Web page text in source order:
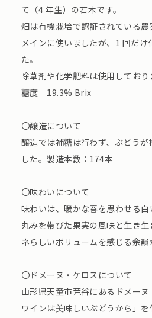
て（4 年生）の若木です。
畑は有機栽培で認証されている
メインに使いましたが、1 回だけ
た。
除草剤や化学肥料は使用しており
糖度 19.3% Brix
〇醸造について
醸造では補糖は行わず、ぶどう
した。製造本数：174本
〇味わいについて
味わいは、暖かな春を思わせる
丸みを帯びた果実の風味と生き
ネらしいボリュームを感じる余韻
〇ドメーヌ・ケロスについて
山形県天童市荒谷にあるドメー
ワインは美味しいぶどうから」